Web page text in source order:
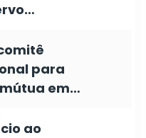
para
em…
ao